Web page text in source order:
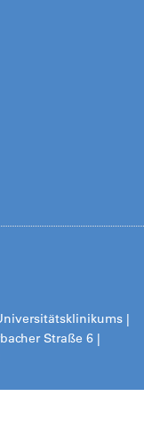
|
Straße 6 |